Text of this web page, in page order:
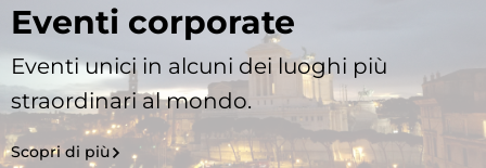
Eventi corporate
Eventi unici in alcuni dei luoghi più
straordinari al mondo.
Scopri di più